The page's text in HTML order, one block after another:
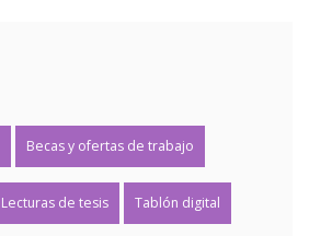
Becas y ofertas de trabajo
Lecturas de tesis Tablón digital